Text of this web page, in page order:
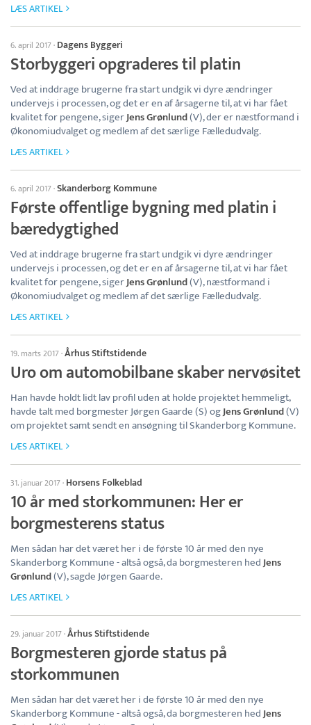
LÆS ARTIKEL
6. april 2017· Dagens Byggeri
Storbyggeri opgraderes til platin
Ved at inddrage brugerne fra start undgik vi dyre ændringer
undervejs i processen, og det er en af årsagerne til, at vi har fået
kvalitet for pengene, sigerJens Grønlund(V), der er næstformand i
Økonomiudvalget og medlem af det særlige Fælledudvalg.
LÆS ARTIKEL
6. april 2017·Skanderborg Kommune
Første offentlige bygning med platin i
bæredygtighed
Ved at inddrage brugerne fra start undgik vi dyre ændringer
undervejs i processen, og det er en af årsagerne til, at vi har fået
kvalitet for pengene, sigerJens Grønlund(V), næstformand i
Økonomiudvalget og medlem af det særlige Fælledudvalg.
LÆS ARTIKEL
19. marts 2017·Århus Stiftstidende
Uro om automobilbane skaber nervøsitet
Han havde holdt lidt lav profil uden at holde projektet hemmeligt,
havde talt med borgmester Jørgen Gaarde (S) ogJens Grønlund(V)
om projektet samt sendt en ansøgning til Skanderborg Kommune.
LÆS ARTIKEL
31. januar 2017· Horsens Folkeblad
10 år med storkommunen: Her er
borgmesterens status
Men sådan har det været her i de første 10 år med den nye
Skanderborg Kommune - altså også, da borgmesteren hedJens
Grønlund(V), sagde Jørgen Gaarde.
LÆS ARTIKEL
29. januar 2017·Århus Stiftstidende
Borgmesteren gjorde status på
storkommunen
Men sådan har det været her i de første 10 år med den nye
Skanderborg Kommune - altså også, da borgmesteren hedJens